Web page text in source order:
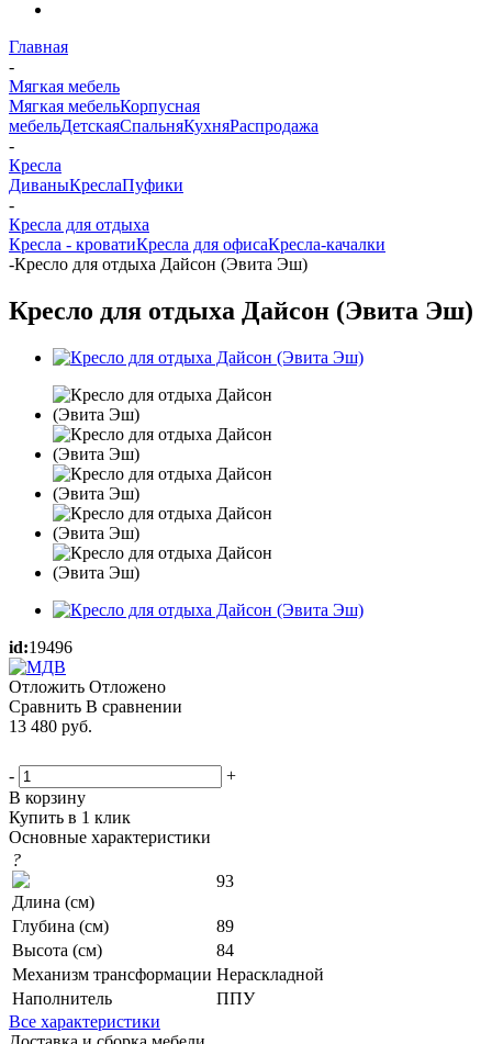
Главная
-
Мягкая мебель
Мягкая мебельКорпусная
мебельДетскаяСпальняКухняРаспродажа
-
Кресла
ДиваныКреслаПуфики
-
Кресла для отдыха
Кресла - кроватиКресла для офисаКресла-качалки
-Кресло для отдыха Дайсон (Эвита Эш)
Кресло для отдыха Дайсон (Эвита Эш)
id:19496
Отложить Отложено
Сравнить В сравнении
13 480 руб.
-
+
В корзину
Купить в 1 клик
Основные характеристики
?
Длина (см)
93
Глубина (см)
89
Высота (см)
84
Механизм трансформации Нераскладной
Наполнитель
ППУ
Все характеристики